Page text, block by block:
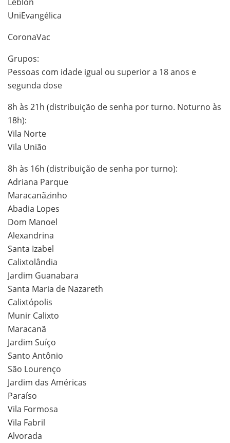
Leblon
UniEvangélica
CoronaVac
Grupos:
Pessoas com idade igual ou superior a 18 anos e
segunda dose
8h às 21h (distribuição de senha por turno. Noturno às
18h):
Vila Norte
Vila União
8h às 16h (distribuição de senha por turno):
Adriana Parque
Maracanãzinho
Abadia Lopes
Dom Manoel
Alexandrina
Santa Izabel
Calixtolândia
Jardim Guanabara
Santa Maria de Nazareth
Calixtópolis
Munir Calixto
Maracanã
Jardim Suíço
Santo Antônio
São Lourenço
Jardim das Américas
Paraíso
Vila Formosa
Vila Fabril
Alvorada